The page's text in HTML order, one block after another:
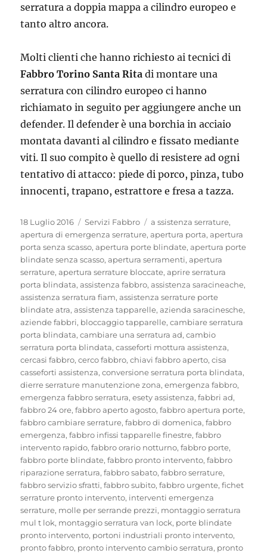
serratura a doppia mappa a cilindro europeo e
tanto altro ancora.
Molti clienti che hanno richiesto ai tecnici di
Fabbro Torino Santa Rita di montare una
serratura con cilindro europeo ci hanno
richiamato in seguito per aggiungere anche un
defender. Il defender è una borchia in acciaio
montata davanti al cilindro e fissato mediante
viti. Il suo compito è quello di resistere ad ogni
tentativo di attacco: piede di porco, pinza, tubo
innocenti, trapano, estrattore e fresa a tazza.
Pubblicato
il
18 Luglio 2016 Categorie
Servizi Fabbro Tag
a ssistenza serrature,
apertura di emergenza serrature,apertura porta,apertura
porta senza scasso,apertura porte blindate,apertura porte
blindate senza scasso,apertura serramenti,apertura
serrature,apertura serrature bloccate,aprire serratura
porta blindata,assistenza fabbro,assistenza saracineache,
assistenza serratura fiam,assistenza serrature porte
blindate atra,assistenza tapparelle,azienda saracinesche,
aziende fabbri, bloccaggio tapparelle,cambiare serratura
porta blindata,cambiare una serratura ad,cambio
serratura porta blindata,casseforti mottura assistenza,
cercasi fabbro,cerco fabbro,chiavi fabbro aperto,cisa
casseforti assistenza,conversione serratura porta blindata,
dierre serrature manutenzione zona,emergenza fabbro,
emergenza fabbro serratura,esety assistenza,fabbri ad,
fabbro 24 ore,fabbro aperto agosto,fabbro apertura porte,
fabbro cambiare serrature,fabbro di domenica,fabbro
emergenza,fabbro infissi tapparelle finestre,fabbro
intervento rapido,fabbro orario notturno,fabbro porte,
fabbro porte blindate,fabbro pronto intervento,fabbro
riparazione serratura,fabbro sabato,fabbro serrature,
fabbro servizio sfratti,fabbro subito,fabbro urgente,fichet
serrature pronto intervento, interventi emergenza
serrature, molle per serrande prezzi, montaggio serratura
mul t lok, montaggio serratura van lock, porte blindate
pronto intervento, portoni industriali pronto intervento,
pronto fabbro, pronto intervento cambio serratura, pronto